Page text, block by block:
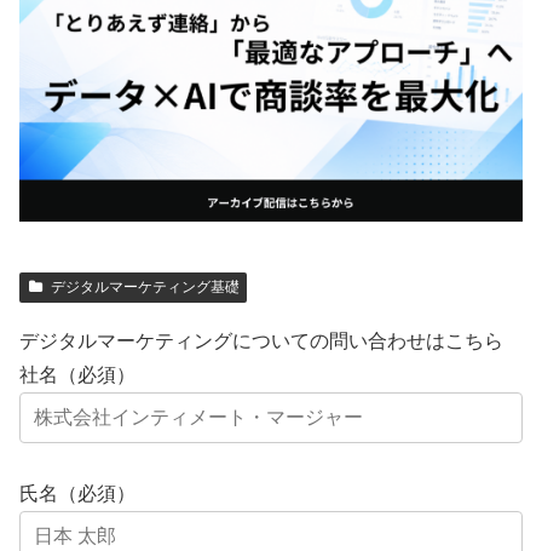
デジタルマーケティング基礎
デジタルマーケティングについての問い合わせはこちら
社名（必須）
氏名（必須）